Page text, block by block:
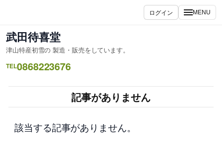
を
ス
キ
ッ
ログイン MENU
武田待喜堂
津山特産初雪の 製造・販売をしています。
TEL0868223676
記事がありません
該当する記事がありません。